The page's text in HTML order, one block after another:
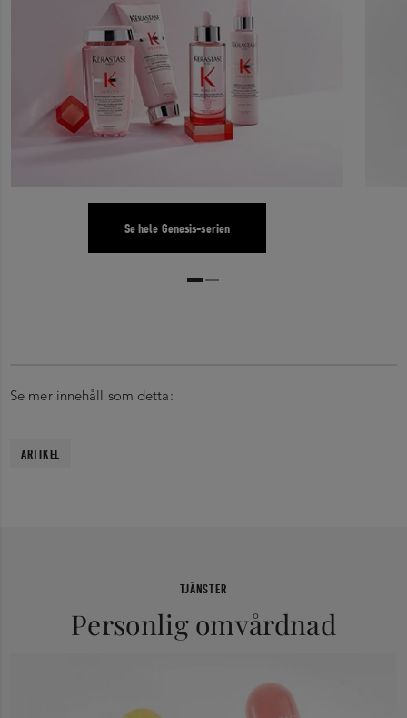
Se hele Genesis-serien
Se mer innehåll som detta:
ARTIKEL
TJÄNSTER
Personlig omvårdnad